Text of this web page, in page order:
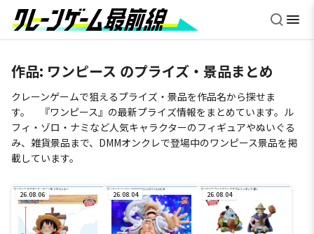
作品: ワンピース のプライズ・景品まとめ
クレーンゲームで狙えるプライズ・景品を作品名から探せま
す。 『ワンピース』の最新プライズ情報をまとめています。ル
フィ・ゾロ・ナミなど人気キャラクターのフィギュアやぬいぐる
み、雑貨景品まで、DMMオンクレで登場中のワンピース景品を掲
載しています。
26.08.06 26.08.04 26.08.04